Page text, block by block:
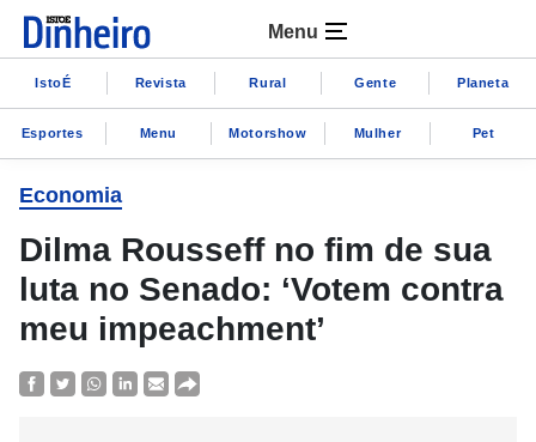
Menu
IstoÉ Revista Rural Gente Planeta
Esportes Menu Motorshow Mulher Pet
Economia
Dilma Rousseff no fim de sua
luta no Senado: ‘Votem contra
meu impeachment’